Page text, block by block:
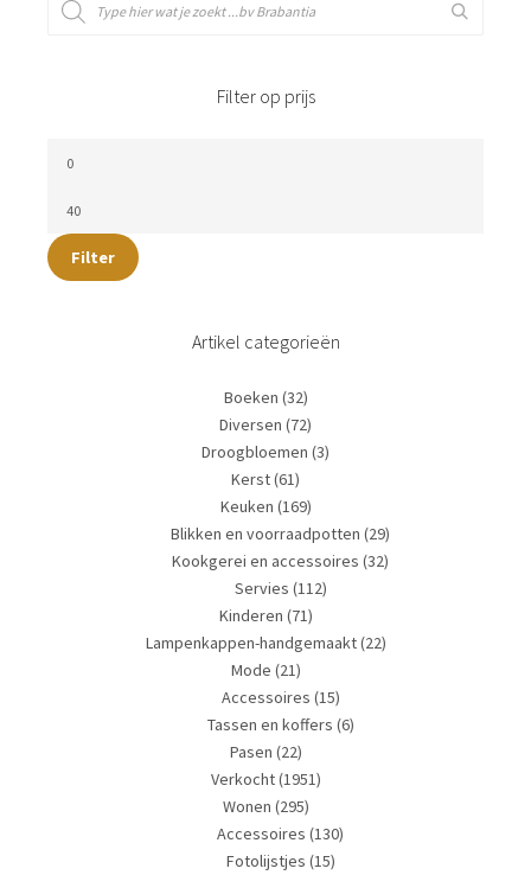
Filter op prijs
Filter
Artikel categorieën
Boeken (32)
Diversen (72)
Droogbloemen (3)
Kerst(61)
Keuken (169)
Blikken en voorraadpotten (29)
Kookgerei en accessoires (32)
Servies (112)
Kinderen (71)
Lampenkappen-handgemaakt(22)
Mode (21)
Accessoires (15)
Tassen en koffers (6)
Pasen (22)
Verkocht(1951)
Wonen (295)
Accessoires (130)
Fotolijstjes (15)